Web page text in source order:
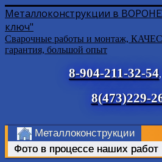
Металлоконструкции в
ключ"
Сварочные работы и монтаж,
гарантия, большой опыт
8-904-211-32-54,
8(473)229-
Металлоконструкции
Фото в процессе наших работ